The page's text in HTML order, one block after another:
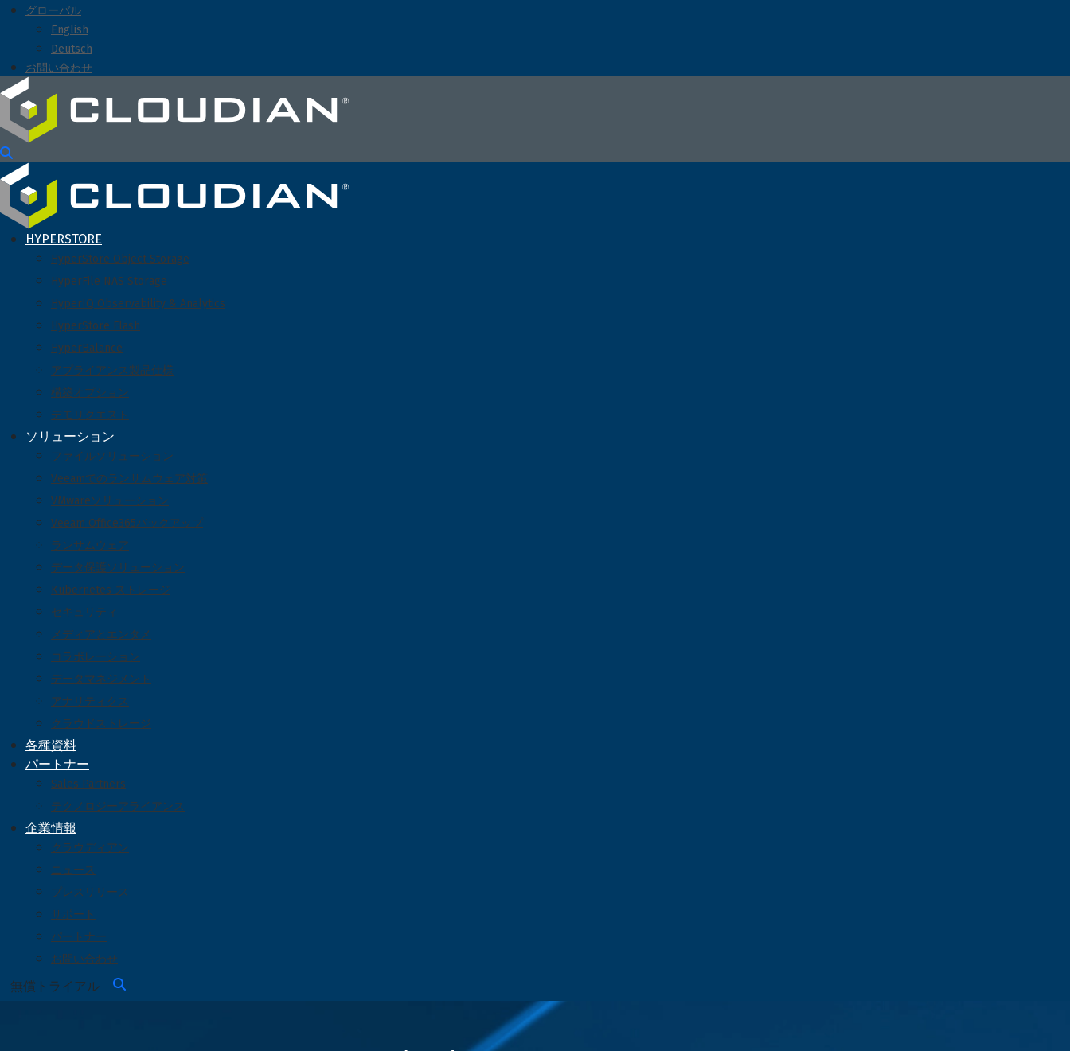
グローバル
English
Deutsch
お問い合わせ
HYPERSTORE
HyperStore Object Storage
HyperFile NAS Storage
HyperIQ Observability & Analytics
HyperStore Flash
HyperBalance
アプライアンス製品仕様
構築オプション
デモリクエスト
ソリューション
ファイルソリューション
Veeamでのランサムウェア対策
VMwareソリューション
Veeam Office365バックアップ
ランサムウェア
データ保護ソリューション
Kubernetes ストレージ
セキュリティ
メディアとエンタメ
コラボレーション
データマネジメント
アナリティクス
クラウドストレージ
各種資料
パートナー
Sales Partners
テクノロジーアライアンス
企業情報
クラウディアン
ニュース
プレスリリース
サポート
パートナー
お問い合わせ
無償トライアル